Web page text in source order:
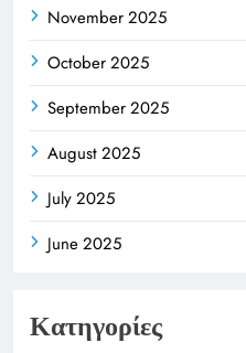
November 2025
October 2025
September 2025
August 2025
July 2025
June 2025
Κατηγορίες